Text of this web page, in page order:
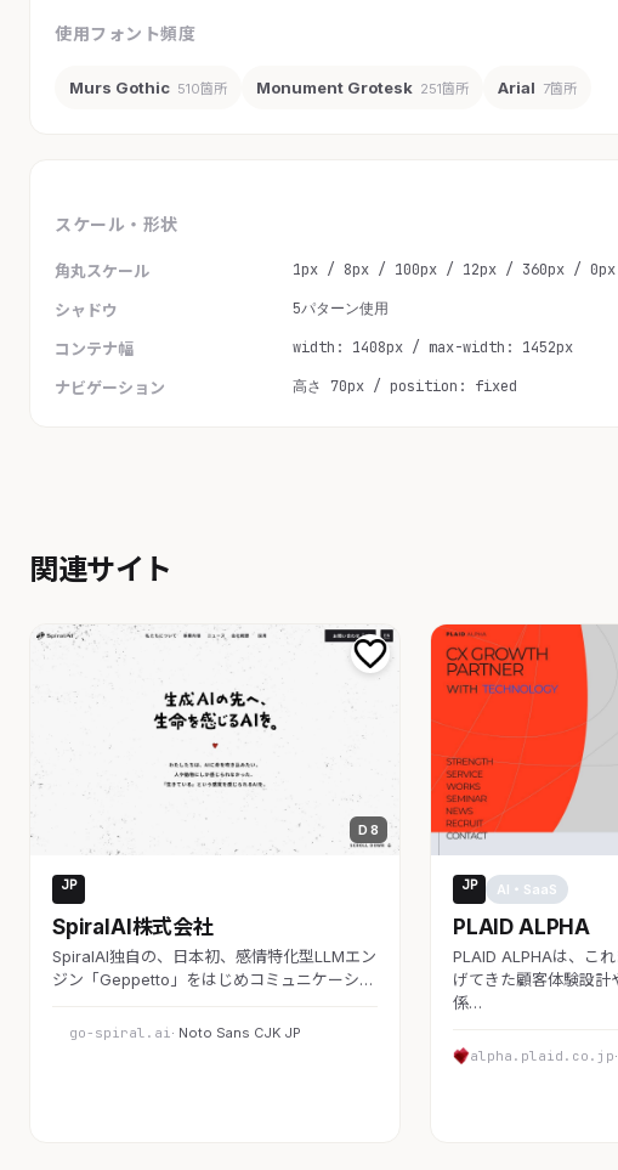
使用フォント頻度
Murs Gothic 510箇所 Monument Grotesk 251箇所 Arial 7箇所
スケール・形状
角丸スケール 1px / 8px / 100px / 12px / 360px / 0px
シャドウ 5パターン使用
コンテナ幅 width: 1408px / max-width: 1452px
ナビゲーション 高さ 70px / position: fixed
関連サイト
D 8
JP
SpiralAI株式会社
SpiralAI独自の、日本初、感情特化型LLMエン
ジン「Geppetto」をはじめコミュニケーシ…
go-spiral.ai · Noto Sans CJK JP
JP AI・SaaS
PLAID ALPHA
PLAID ALPHAは、こ
げてきた顧客体験設計
係…
alpha.plaid.co.jp